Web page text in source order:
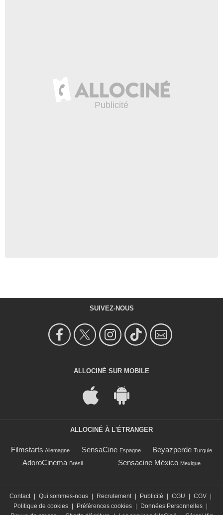
SUIVEZ-NOUS
ALLOCINÉ SUR MOBILE
ALLOCINÉ À L'ÉTRANGER
Filmstarts Allemagne SensaCine Espagne Beyazperde Turquie
AdoroCinema Brésil Sensacine México Mexique
Contact Qui sommes-nous Recrutement Publicité CGU CGV
Politique de cookies
Préférences cookies Données Personnelles